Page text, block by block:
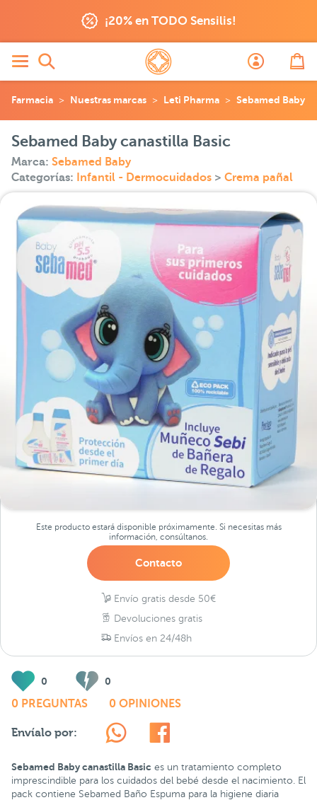
¡20% en TODO Sensilis!
Farmacia Nuestras marcas Leti Pharma Sebamed Baby
Sebamed Baby canastilla Basic
Marca: Sebamed Baby
Categorías:
Infantil - Dermocuidados > Crema pañal
Este producto estará disponible próximamente. Si necesitas más
información, consúltanos.
Contacto
Envío gratis desde 50€
Devoluciones gratis
Envíos en 24/48h
0 0
0 PREGUNTAS 0 OPINIONES
Envíalo por:
Sebamed Baby canastilla Basic es un tratamiento completo
imprescindible para los cuidados del bebé desde el nacimiento. El
pack contiene Sebamed Baño Espuma para la higiene diaria